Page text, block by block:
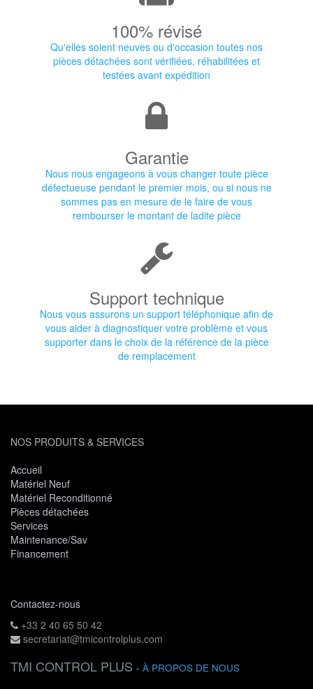
100% révisé
Qu'elles soient neuves ou d'occasion toutes nos
pièces détachées sont vérifiées, réhabilitées et
testées avant expédition
Garantie
Nous nous engageons à vous changer toute pièce
défectueuse pendant le premier mois, ou si nous ne
sommes pas en mesure de le faire de vous
rembourser le montant de ladite pièce
Support technique
Nous vous assurons un support téléphonique afin de
vous aider à diagnostiquer votre problème et vous
supporter dans le choix de la référence de la pièce
de remplacement
NOS PRODUITS & SERVICES
Accueil
Matériel Neuf
Matériel Reconditionné
Pièces détachées
Services
Maintenance/Sav
Financement
Contactez-nous
+33 2 40 65 50 42
secretariat@tmicontrolplus.com
TMI CONTROL PLUS - À PROPOS DE NOUS